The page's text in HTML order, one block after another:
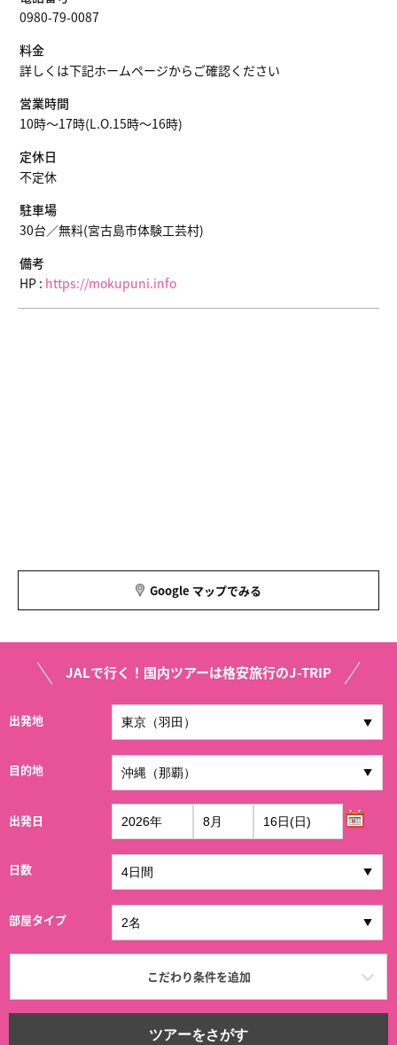
0980-79-0087
料金
詳しくは下記ホームページからご確認ください
営業時間
10時～17時(L.O.15時～16時)
定休日
不定休
駐車場
30台／無料(宮古島市体験工芸村)
備考
HP : https://mokupuni.info
Google マップでみる
JALで行く！国内ツアーは格安旅行のJ-TRIP
出発地
目的地
出発日
日数
部屋タイプ
こだわり条件を追加
ツアーをさがす